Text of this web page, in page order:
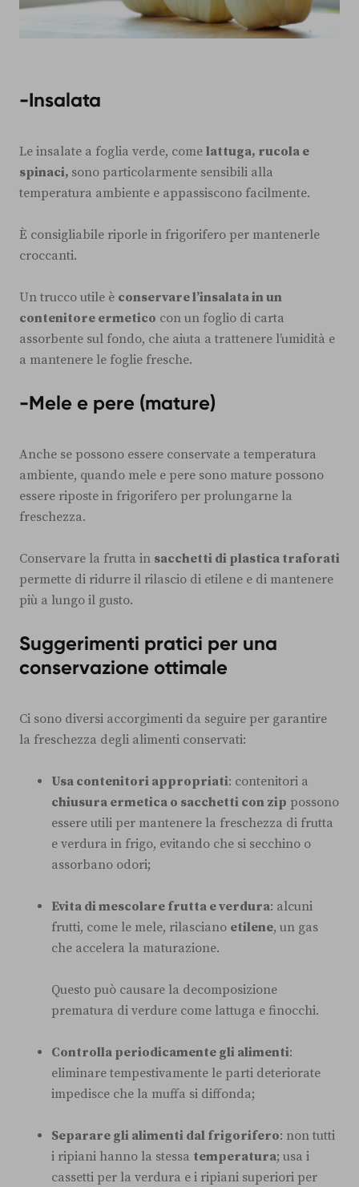
-Insalata
Le insalate a foglia verde, come lattuga, rucola e
spinaci, sono particolarmente sensibili alla
temperatura ambiente e appassiscono facilmente.
È consigliabile riporle in frigorifero per mantenerle
croccanti.
Un trucco utile è conservare l’insalata in un
contenitore ermetico con un foglio di carta
assorbente sul fondo, che aiuta a trattenere l’umidità e
a mantenere le foglie fresche.
-Mele e pere (mature)
Anche se possono essere conservate a temperatura
ambiente, quando mele e pere sono mature possono
essere riposte in frigorifero per prolungarne la
freschezza.
Conservare la frutta in sacchetti di plastica traforati
permette di ridurre il rilascio di etilene e di mantenere
più a lungo il gusto.
Suggerimenti pratici per una
conservazione ottimale
Ci sono diversi accorgimenti da seguire per garantire
la freschezza degli alimenti conservati:
Usa contenitori appropriati: contenitori a
chiusura ermetica o sacchetti con zip possono
essere utili per mantenere la freschezza di frutta
e verdura in frigo, evitando che si secchino o
assorbano odori;
Evita di mescolare frutta e verdura: alcuni
frutti, come le mele, rilasciano etilene, un gas
che accelera la maturazione.
Questo può causare la decomposizione
prematura di verdure come lattuga e finocchi.
Controlla periodicamente gli alimenti:
eliminare tempestivamente le parti deteriorate
impedisce che la muffa si diffonda;
Separare gli alimenti dal frigorifero: non tutti
i ripiani hanno la stessa temperatura; usa i
cassetti per la verdura e i ripiani superiori per